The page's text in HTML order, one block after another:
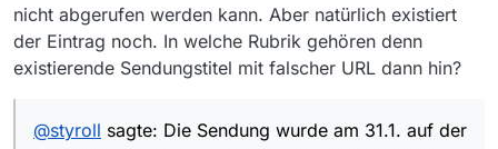
nicht abgerufen werden kann. Aber natürlich existiert
der Eintrag noch. In welche Rubrik gehören denn
existierende Sendungstitel mit falscher URL dann hin?
@styroll sagte: Die Sendung wurde am 31.1. auf der